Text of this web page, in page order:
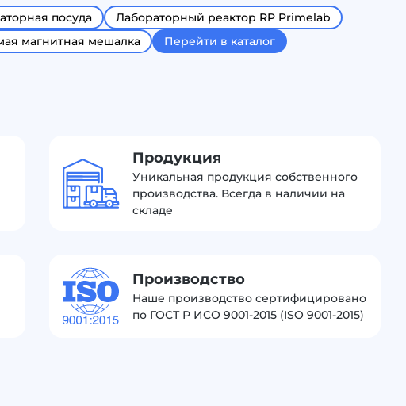
посуда
Лабораторный реактор RP Primelab
магнитная мешалка Перейти в каталог
Продукция
Уникальная продукция собственного
производства. Всегда в наличии на
складе
Производство
Наше производство сертифицировано
по ГОСТ Р ИСО 9001-2015 (ISO 9001-2015)